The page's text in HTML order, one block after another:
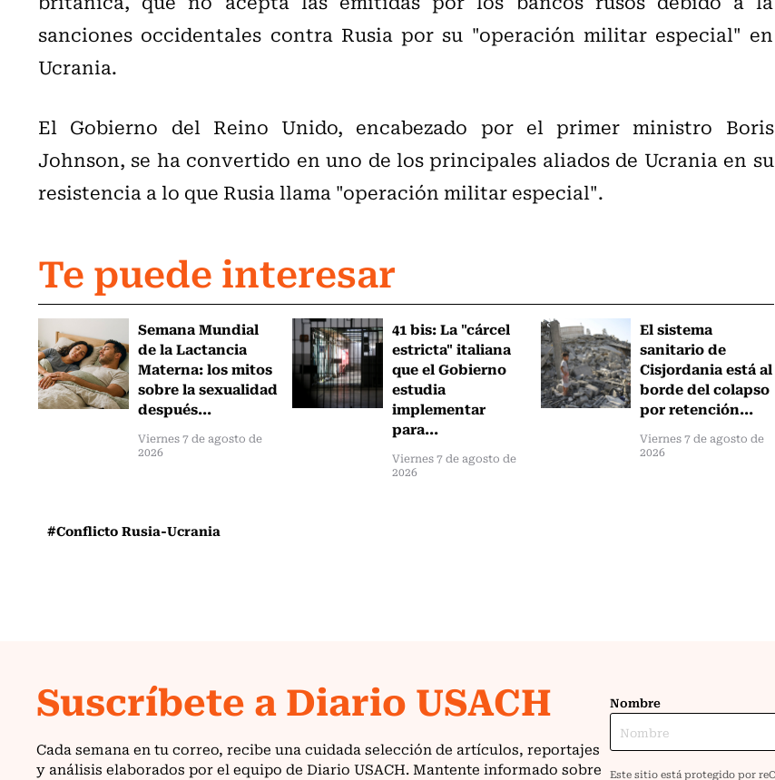
sanciones occidentales contra Rusia por su "operación militar especial" en
Ucrania.
El Gobierno del Reino Unido, encabezado por el primer ministro Boris
Johnson, se ha convertido en uno de los principales aliados de Ucrania en su
resistencia a lo que Rusia llama "operación militar especial".
Te puede interesar
Semana Mundial
de la Lactancia
Materna: los mitos
sobre la sexualidad
después...
Viernes 7 de agosto de
2026
41 bis: La "cárcel
estricta" italiana
que el Gobierno
estudia
implementar
para...
Viernes 7 de agosto de
2026
El sistema
sanitario de
Cisjordania está al
borde del colapso
por retención...
Viernes 7 de agosto de
2026
#Conflicto Rusia-Ucrania